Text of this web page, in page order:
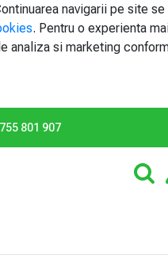
navigarii pe site
. Pentru o experienta
analiza si marketing
801 907